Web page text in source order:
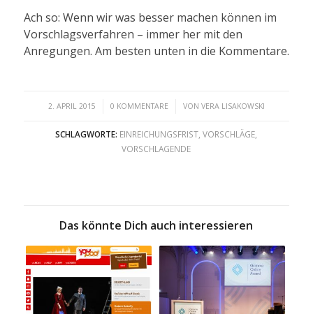
Ach so: Wenn wir was besser machen können im
Vorschlagsverfahren – immer her mit den
Anregungen. Am besten unten in die Kommentare.
2. APRIL 2015
/ 0 KOMMENTARE
/ VON VERA LISAKOWSKI
SCHLAGWORTE: EINREICHUNGSFRIST,VORSCHLÄGE,
VORSCHLAGENDE
Das könnte Dich auch interessieren